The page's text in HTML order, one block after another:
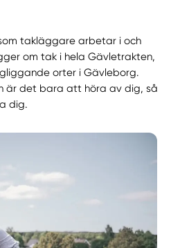
takläggare arbetar i och
om tak i hela Gävletrakten,
orter i Gävleborg.
är det bara att höra av dig, så
dig.